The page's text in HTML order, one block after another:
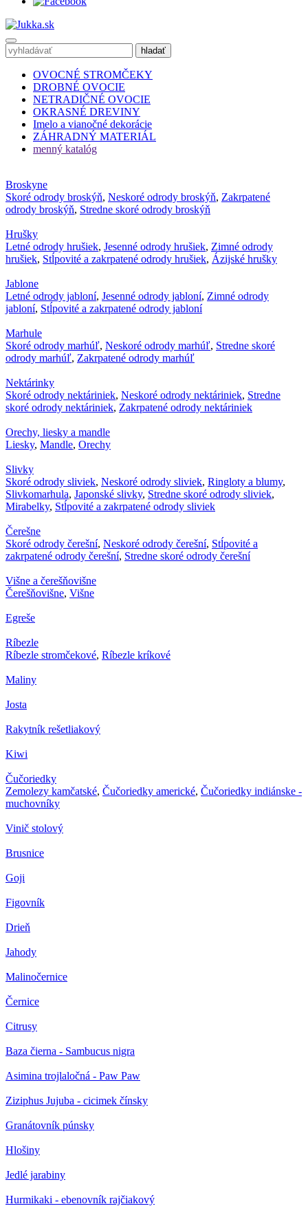
OVOCNÉ STROMČEKY
DROBNÉ OVOCIE
NETRADIČNÉ OVOCIE
OKRASNÉ DREVINY
Imelo a vianočné dekorácie
ZÁHRADNÝ MATERIÁL
menný katalóg
Broskyne
Skoré odrody broskýň, Neskoré odrody broskýň, Zakrpatené
odrody broskýň, Stredne skoré odrody broskýň
Hrušky
Letné odrody hrušiek, Jesenné odrody hrušiek, Zimné odrody
hrušiek, Stĺpovité a zakrpatené odrody hrušiek, Ázijské hrušky
Jablone
Letné odrody jabloní, Jesenné odrody jabloní, Zimné odrody
jabloní, Stĺpovité a zakrpatené odrody jabloní
Marhule
Skoré odrody marhúľ, Neskoré odrody marhúľ, Stredne skoré
odrody marhúľ, Zakrpatené odrody marhúľ
Nektárinky
Skoré odrody nektáriniek, Neskoré odrody nektáriniek, Stredne
skoré odrody nektáriniek, Zakrpatené odrody nektáriniek
Orechy, liesky a mandle
Liesky, Mandle, Orechy
Slivky
Skoré odrody sliviek, Neskoré odrody sliviek, Ringloty a blumy,
Slivkomarhula, Japonské slivky, Stredne skoré odrody sliviek,
Mirabelky, Stĺpovité a zakrpatené odrody sliviek
Čerešne
Skoré odrody čerešní, Neskoré odrody čerešní, Stĺpovité a
zakrpatené odrody čerešní, Stredne skoré odrody čerešní
Višne a čerešňovišne
Čerešňovišne, Višne
Egreše
Ríbezle
Ríbezle stromčekové, Ríbezle kríkové
Maliny
Josta
Rakytník rešetliakový
Kiwi
Čučoriedky
Zemolezy kamčatské, Čučoriedky americké, Čučoriedky indiánske -
muchovníky
Vinič stolový
Brusnice
Goji
Figovník
Drieň
Jahody
Malinočernice
Černice
Citrusy
Baza čierna - Sambucus nigra
Asimina trojlaločná - Paw Paw
Ziziphus Jujuba - cicimek čínsky
Granátovník púnsky
Hlošiny
Jedlé jarabiny
Hurmikaki - ebenovník rajčiakový